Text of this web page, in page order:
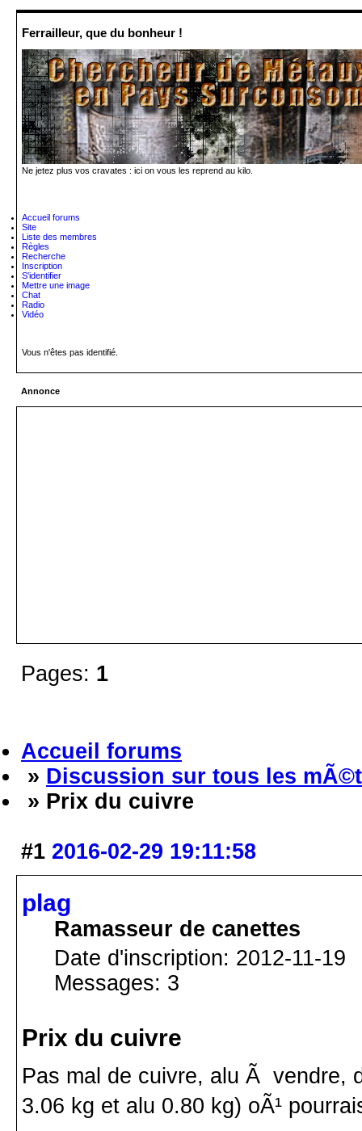
Ferrailleur, que du bonheur !
Ne jetez plus vos cravates : ici on vous les reprend au kilo.
Accueil forums
Site
Liste des membres
Règles
Recherche
Inscription
S'identifier
Mettre une image
Chat
Radio
Vidéo
Vous n'êtes pas identifié.
Annonce
Pages: 1
Accueil forums
» Discussion sur tous les
» Prix du cuivre
#1 2016-02-29 19:11:58
plag
Ramasseur de canettes
Date d'inscription: 2012-11-19
Messages: 3
Prix du cuivre
Pas mal de cuivre, alu Ã vendre,
3.06 kg et alu 0.80 kg) oÃ¹